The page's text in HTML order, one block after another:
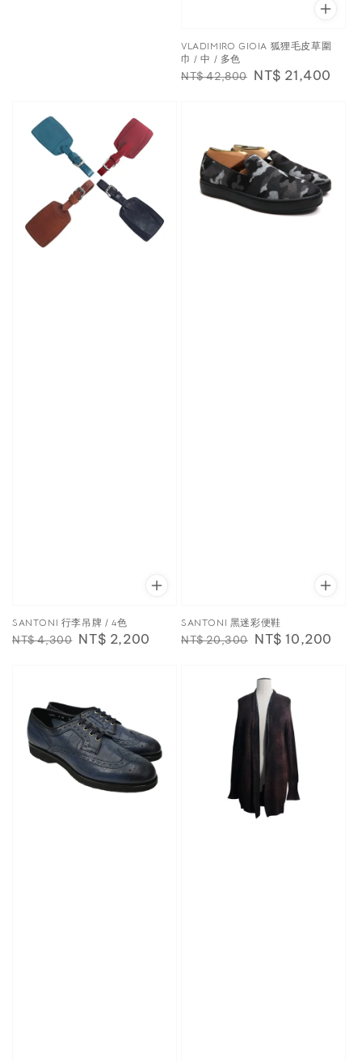
VLADIMIRO GIOIA 狐狸毛皮草圍
巾 / 中 / 多色
Regular
NT$ 42,800 Sale
NT$ 21,400
SANTONI 行李吊牌 / 4色
Regular
NT$ 4,300 Sale
NT$ 2,200
SANTONI 黑迷彩便鞋
Regular
NT$ 20,300 Sale
NT$ 10,200